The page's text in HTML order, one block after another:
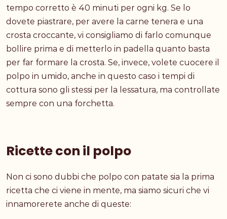
tempo corretto è 40 minuti per ogni kg. Se lo
dovete piastrare, per avere la carne tenera e una
crosta croccante, vi consigliamo di farlo comunque
bollire prima e di metterlo in padella quanto basta
per far formare la crosta. Se, invece, volete cuocere il
polpo in umido, anche in questo caso i tempi di
cottura sono gli stessi per la lessatura, ma controllate
sempre con una forchetta.
Ricette con il polpo
Non ci sono dubbi che polpo con patate sia la prima
ricetta che ci viene in mente, ma siamo sicuri che vi
innamorerete anche di queste: